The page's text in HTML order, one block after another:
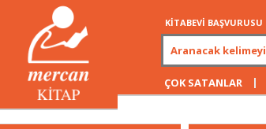
KİTABEVİ BAŞVURUSU
ÇOK SATANLAR |